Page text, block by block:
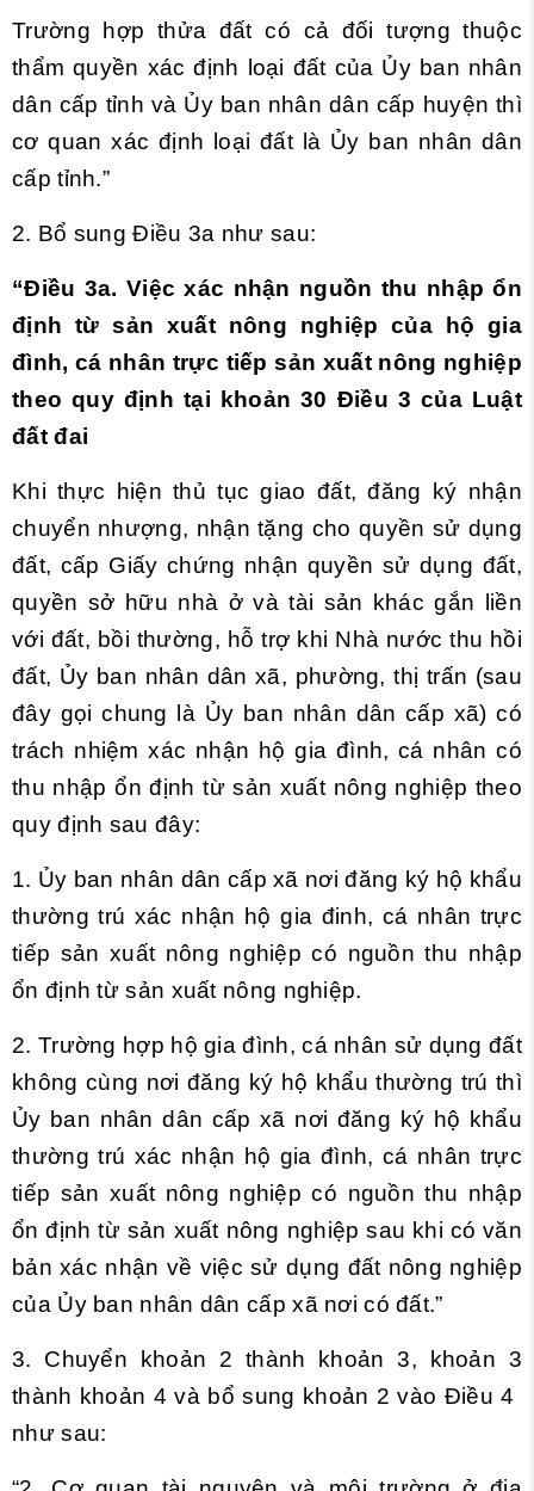
Trường hợp thửa đất có cả đối tượng thuộc
thẩm quyền xác định loại đất của Ủy ban nhân
dân cấp tỉnh và Ủy ban nhân dân cấp huyện thì
cơ quan xác định loại đất là Ủy ban nhân dân
cấp tỉnh.”
2. Bổ sung Điều 3a như sau:
“Điều 3a. Việc xác nhận nguồn thu nhập ổn
định từ sản xuất nông nghiệp của hộ gia
đình, cá nhân trực tiếp sản xuất nông nghiệp
theo quy định tại
khoản 30 Điều 3 của Luật
đất đai
Khi thực hiện thủ tục giao đất, đăng ký nhận
chuyển nhượng, nhận tặng cho quyền sử dụng
đất, cấp Giấy chứng nhận quyền sử dụng đất,
quyền sở hữu nhà ở và tài sản khác gắn liền
với đất, bồi thường, hỗ trợ khi Nhà nước thu hồi
đất, Ủy ban nhân dân xã, phường, thị trấn (sau
đây gọi chung là Ủy ban nhân dân cấp xã) có
trách nhiệm xác nhận hộ gia đình, cá nhân có
thu nhập ổn định từ sản xuất nông nghiệp theo
quy định sau đây:
1. Ủy ban nhân dân cấp xã nơi đăng ký hộ khẩu
thường trú xác nhận hộ gia đinh, cá nhân trực
tiếp sản xuất nông nghiệp có nguồn thu nhập
ổn định từ sản xuất nông nghiệp.
2. Trường hợp hộ gia đình, cá nhân sử dụng đất
không cùng nơi đăng ký hộ khẩu thường trú thì
Ủy ban nhân dân cấp xã nơi đăng ký hộ khẩu
thường trú xác nhận hộ gia đình, cá nhân trực
tiếp sản xuất nông nghiệp có nguồn thu nhập
ổn định từ sản xuất nông nghiệp sau khi có văn
bản xác nhận về việc sử dụng đất nông nghiệp
của Ủy ban nhân dân cấp xã nơi có đất.”
3. Chuyển khoản 2 thành khoản 3, khoản 3
thành khoản 4 và bổ sung khoản 2 vào Điều 4
như sau: